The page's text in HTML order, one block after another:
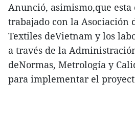
Anunció, asimismo,que
trabajado con la Asociación
Textiles deVietnam y los
a través de la
deNormas, Metrología y
para implementar el